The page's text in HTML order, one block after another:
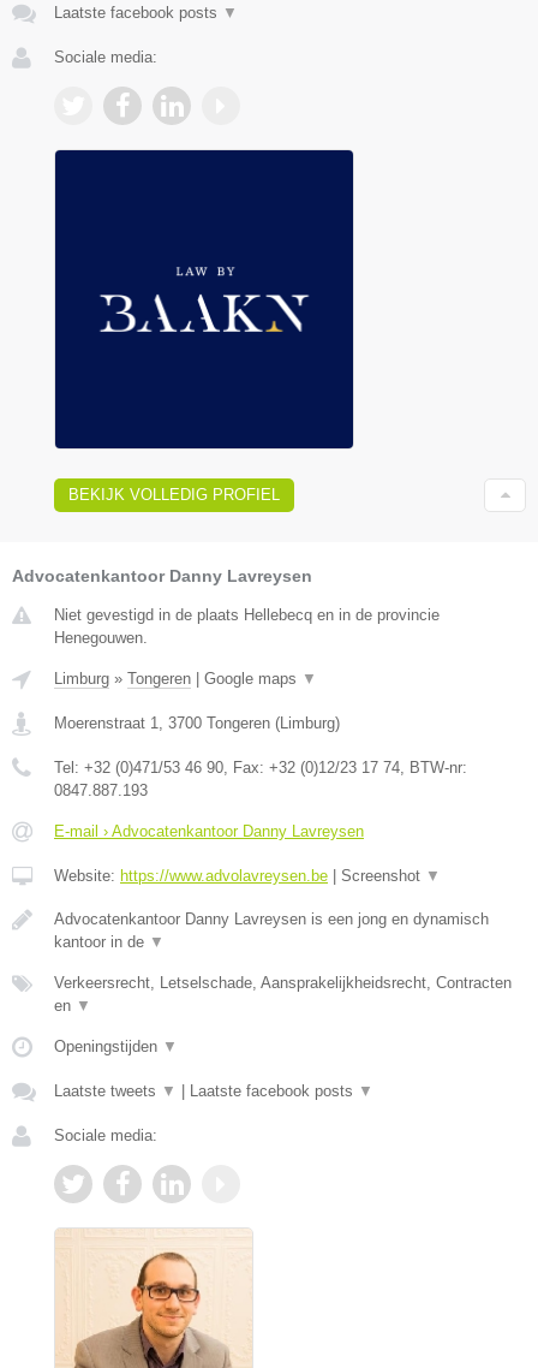
Laatste facebook posts ▼
Sociale media:
BEKIJK VOLLEDIG PROFIEL
Advocatenkantoor Danny Lavreysen
Niet gevestigd in de plaats Hellebecq en in de provincie
Henegouwen.
Limburg » Tongeren Google maps ▼
Moerenstraat 1, 3700 Tongeren (Limburg)
Tel: +32 (0)471/53 46 90, Fax: +32 (0)12/23 17 74, BTW-nr:
0847.887.193
E-mail › Advocatenkantoor Danny Lavreysen
Website: https://www.advolavreysen.be Screenshot ▼
Advocatenkantoor Danny Lavreysen is een jong en dynamisch
kantoor in de ▼
Verkeersrecht, Letselschade, Aansprakelijkheidsrecht, Contracten
en ▼
Openingstijden ▼
Laatste tweets ▼ Laatste facebook posts ▼
Sociale media: